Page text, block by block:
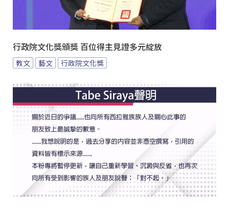
行政院文化獎頒獎 百位得主見證多元綻放
教文 藝文 行政院文化獎